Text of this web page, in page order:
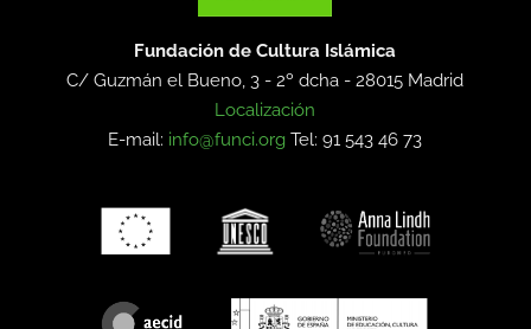
Fundación de Cultura Islámica
C/ Guzmán el Bueno, 3 - 2º dcha -28015 Madrid
Localización
E-mail: info@funci.org Tel: 91 543 46 73